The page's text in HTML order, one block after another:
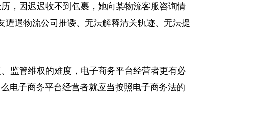
因迟迟收不到包裹，她向某物流客服咨询情
遭遇物流公司推诿、无法解释清关轨迹、无法提
管维权的难度，电子商务平台经营者更有必
电子商务平台经营者就应当按照电子商务法的